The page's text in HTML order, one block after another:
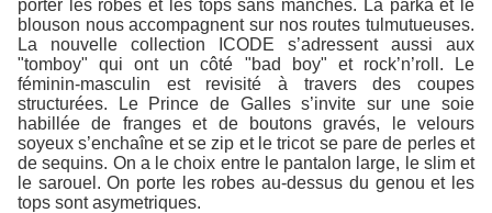
porter les robes et les tops sans manches. La parka et le
blouson nous accompagnent sur nos routes tulmutueuses.
La nouvelle collection ICODE s’adressent aussi aux
"tomboy" qui ont un côté "bad boy" et rock’n’roll. Le
féminin-masculin est revisité à travers des coupes
structurées. Le Prince de Galles s’invite sur une soie
habillée de franges et de boutons gravés, le velours
soyeux s’enchaîne et se zip et le tricot se pare de perles et
de sequins. On a le choix entre le pantalon large, le slim et
le sarouel. On porte les robes au-dessus du genou et les
tops sont asymetriques.